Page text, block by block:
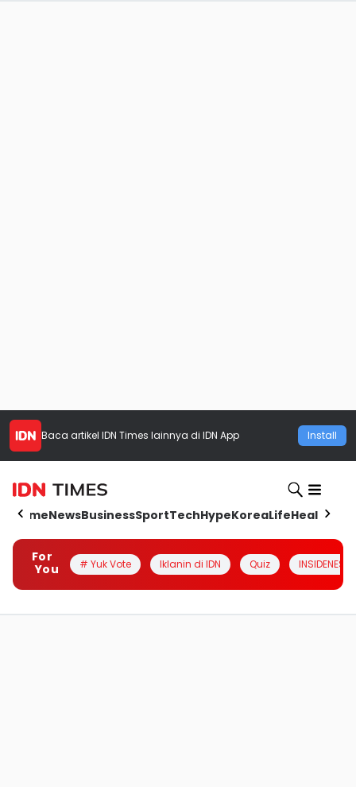
Baca artikel IDN Times lainnya di IDN App Install
HomeNewsBusinessSportTechHypeKoreaLifeHealth
For
You
# Yuk Vote Iklanin di IDN Quiz INSIDENESIA